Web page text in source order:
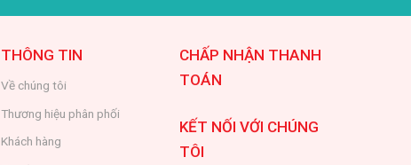
THÔNG TIN
Về chúng tôi
Thương hiệu phân phối
Khách hàng
CHẤP NHẬN THANH
TOÁN
KẾT NỐI VỚI CHÚNG
TÔI